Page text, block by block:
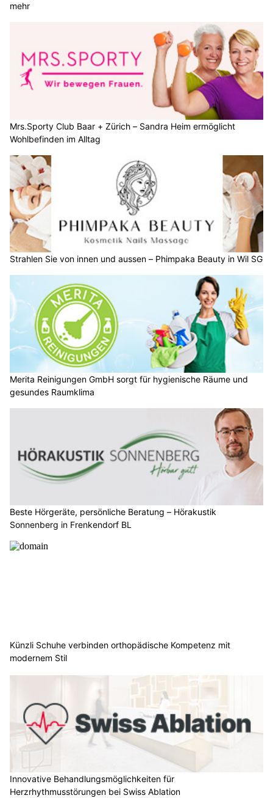
mehr
Mrs.Sporty Club Baar + Zürich – Sandra Heim ermöglicht
Wohlbefinden im Alltag
Strahlen Sie von innen und aussen – Phimpaka Beauty in Wil SG
Merita Reinigungen GmbH sorgt für hygienische Räume und
gesundes Raumklima
Beste Hörgeräte, persönliche Beratung – Hörakustik
Sonnenberg in Frenkendorf BL
Künzli Schuhe verbinden orthopädische Kompetenz mit
modernem Stil
Innovative Behandlungsmöglichkeiten für
Herzrhythmusstörungen bei Swiss Ablation